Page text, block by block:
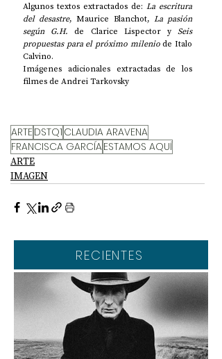
Algunos textos extractados de: La escritura
del desastre, Maurice Blanchot, La pasión
según G.H. de Clarice Lispector y Seis
propuestas para el próximo milenio de Italo
Calvino.
Imágenes adicionales extractadas de los
filmes de Andrei Tarkovsky
ARTEDSTQ1 CLAUDIA ARAVENA
FRANCISCA GARCÍAESTAMOS AQUÍ
ARTE
IMAGEN
RECIENTES